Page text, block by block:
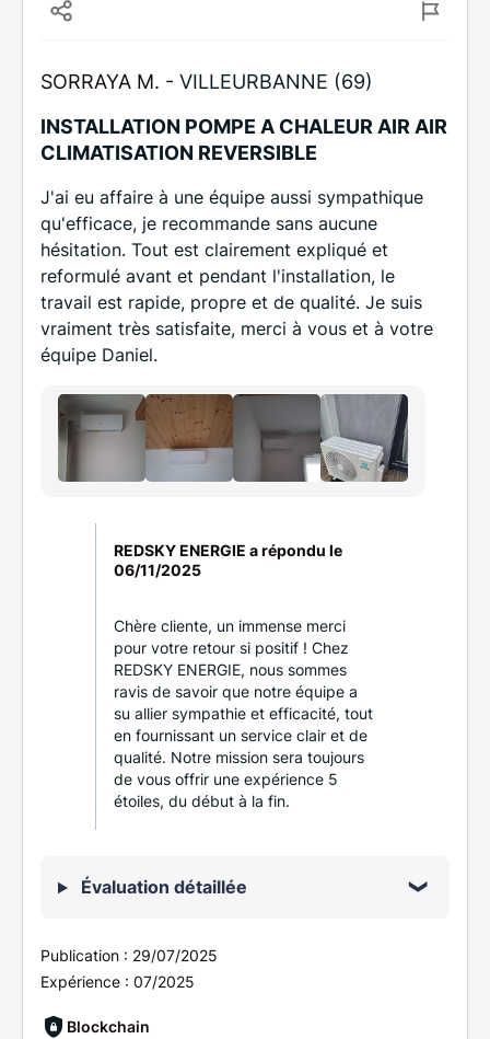
SORRAYA M. - VILLEURBANNE (69)
INSTALLATION POMPE A CHALEUR AIR AIR
CLIMATISATION REVERSIBLE
J'ai eu affaire à une équipe aussi sympathique
qu'efficace, je recommande sans aucune
hésitation. Tout est clairement expliqué et
reformulé avant et pendant l'installation, le
travail est rapide, propre et de qualité. Je suis
vraiment très satisfaite, merci à vous et à votre
équipe Daniel.
REDSKY ENERGIE a répondu le
06/11/2025
Chère cliente, un immense merci
pour votre retour si positif ! Chez
REDSKY ENERGIE, nous sommes
ravis de savoir que notre équipe a
su allier sympathie et efficacité, tout
en fournissant un service clair et de
qualité. Notre mission sera toujours
de vous offrir une expérience 5
étoiles, du début à la fin.
Évaluation détaillée
Publication : 29/07/2025
Expérience : 07/2025
Blockchain